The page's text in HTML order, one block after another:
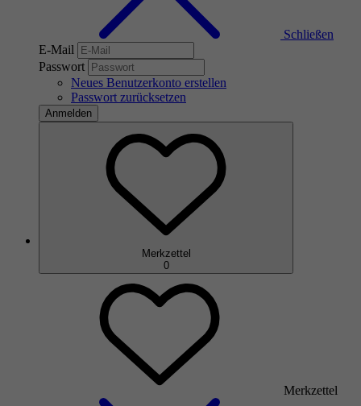
Schließen
E-Mail
Passwort
Neues Benutzerkonto erstellen
Passwort zurücksetzen
Anmelden
Merkzettel
0
Merkzettel